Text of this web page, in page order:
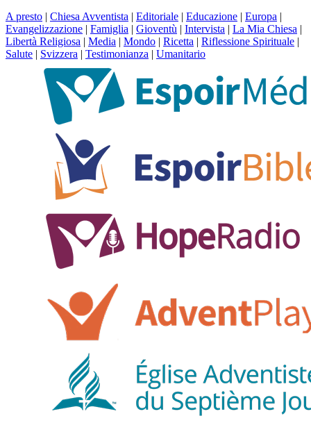
A presto | Chiesa Avventista | Editoriale | Educazione | Europa |
Evangelizzazione | Famiglia | Gioventù | Intervista | La Mia Chiesa |
Libertà Religiosa | Media | Mondo | Ricetta | Riflessione Spirituale |
Salute | Svizzera | Testimonianza | Umanitario